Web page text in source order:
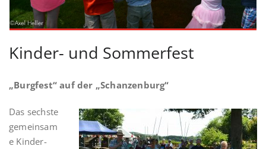
Kinder- und Sommerfest
„Burgfest“ auf der „Schanzenburg“
Das sechste
gemeinsam
e Kinder-